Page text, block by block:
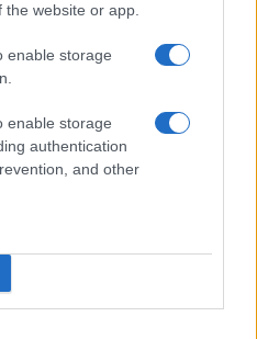
website or app.
enable storage
enable storage
authentication
and other
de cocina y guías